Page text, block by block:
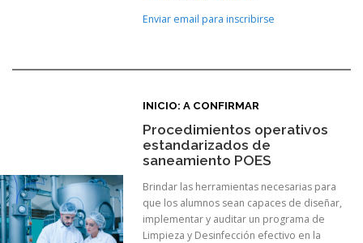
Enviar email para inscribirse
INICIO: A CONFIRMAR
Procedimientos operativos
estandarizados de
saneamiento POES
Brindar las herramientas necesarias para
que los alumnos sean capaces de diseñar,
implementar y auditar un programa de
Limpieza y Desinfección efectivo en la